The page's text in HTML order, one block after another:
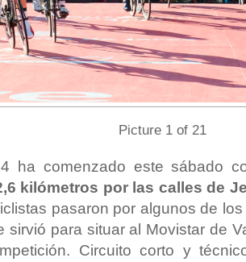
Picture 1 of 21
ha comenzado este sábado
kilómetros por las calles de
pasaron por algunos de
sirvió para situar al Movistar de
Circuito corto y